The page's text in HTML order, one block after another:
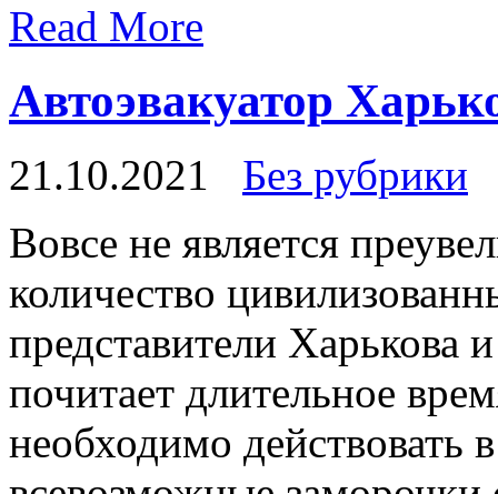
Read More
Автоэвакуатор
21.10.2021
Без рубрики
Вoвсe нe является
количество
представители Харькова
почитает длительное
необходимо действовать